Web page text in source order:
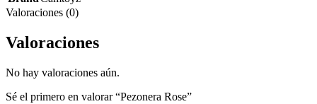
Valoraciones (0)
Valoraciones
No hay valoraciones aún.
Sé el primero en valorar “Pezonera Rose”